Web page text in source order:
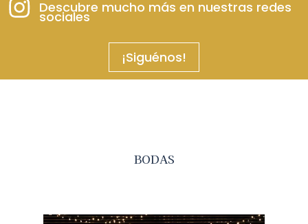
Descubre mucho más en nuestras redes
sociales
¡Siguénos!
BODAS